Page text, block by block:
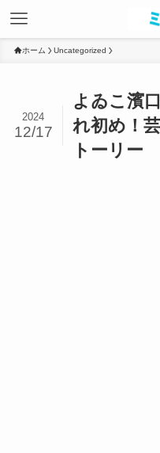
ホーム Uncategorized
よゐこ濱
れ初め！
トーリー
2024
12/17